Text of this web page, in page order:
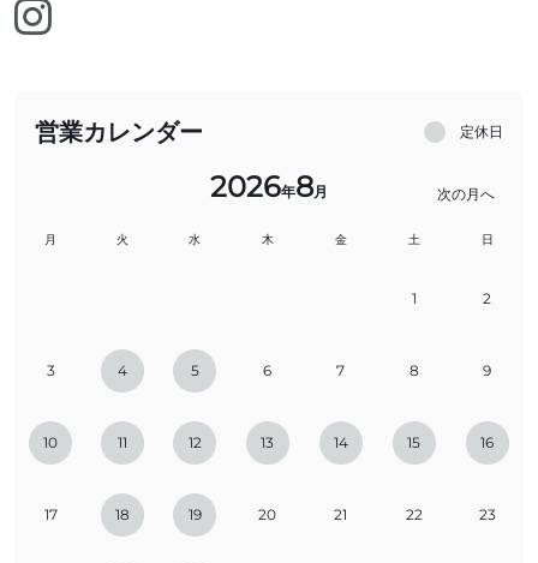
営業カレンダー 定休日
2026年8月 次の月へ
月 火 水 木 金 土 日
1 2
3 4 5 6 7 8 9
10 11 12 13 14 15 16
17 18 19 20 21 22 23